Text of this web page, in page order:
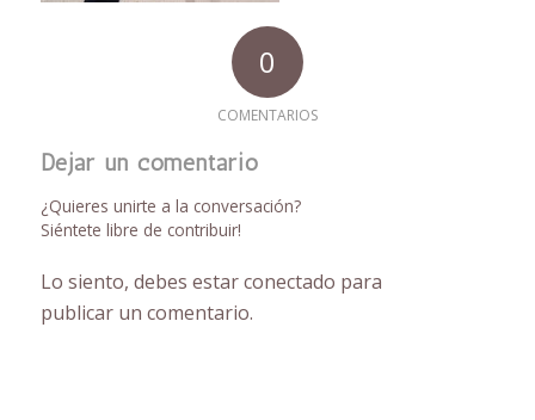
0
COMENTARIOS
Dejar un comentario
¿Quieres unirte a la conversación?
Siéntete libre de contribuir!
Lo siento, debes estarconectado para
publicar un comentario.